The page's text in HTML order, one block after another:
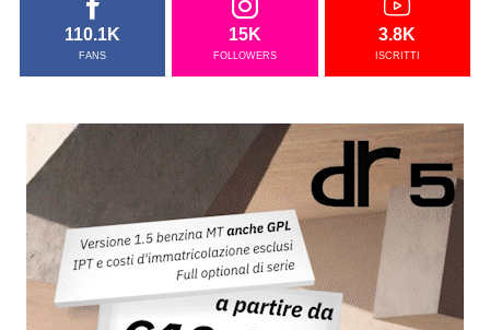
110.1K
FANS
15K
FOLLOWERS
3.8K
ISCRITTI